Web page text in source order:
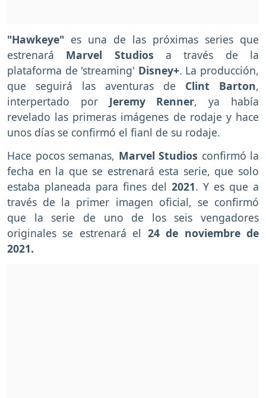
"Hawkeye" es una de las próximas series que
estrenará Marvel Studios a través de la
plataforma de 'streaming' Disney+. La producción,
que seguirá las aventuras de Clint Barton,
interpertado porJeremy Renner, ya había
revelado las primeras imágenes de rodaje y hace
unos días se confirmó el fianl de su rodaje.
Hace pocos semanas, Marvel Studios confirmó la
fecha en la que se estrenará esta serie, que solo
estaba planeada para fines del 2021. Y es que a
través de la primer imagen oficial, se confirmó
que la serie de uno de los seis vengadores
originales se estrenará el 24 de noviembre de
2021.